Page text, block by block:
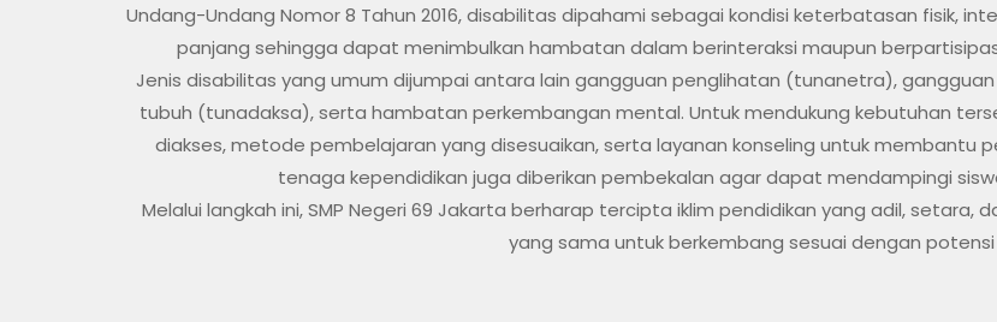
Undang-Undang Nomor 8 Tahun 2016, disabilitas dipahami sebagai kondisi keterbatasan fisik,
panjang sehingga dapat menimbulkan hambatan dalam berinteraksi maupun
Jenis disabilitas yang umum dijumpai antara lain gangguan penglihatan (tunanetra),
tubuh (tunadaksa), serta hambatan perkembangan mental. Untuk mendukung kebutuhan
diakses, metode pembelajaran yang disesuaikan, serta layanan konseling untuk membantu
tenaga kependidikan juga diberikan pembekalan agar dapat mendampingi
Melalui langkah ini, SMP Negeri 69 Jakarta berharap tercipta iklim pendidikan yang adil, setara,
yang sama untuk berkembang sesuai dengan potensi